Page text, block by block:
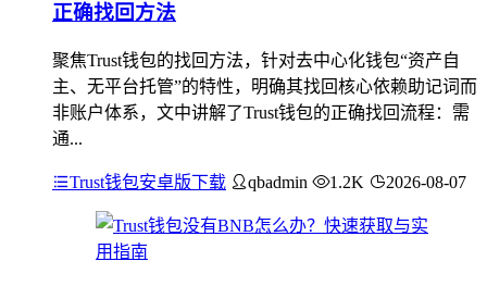
正确找回方法
聚焦Trust钱包的找回方法，针对去中心化钱包“资产自
主、无平台托管”的特性，明确其找回核心依赖助记词而
非账户体系，文中讲解了Trust钱包的正确找回流程：需
通...
Trust钱包安卓版下载 qbadmin 1.2K 2026-08-07